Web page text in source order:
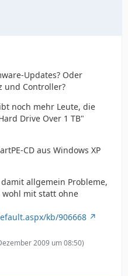
Updates? Oder
und Controller?
noch mehr Leute, die
Drive Over 1 TB"
CD aus Windows XP
allgemein Probleme,
mit statt ohne
kb/906668
2009 um 08:50)